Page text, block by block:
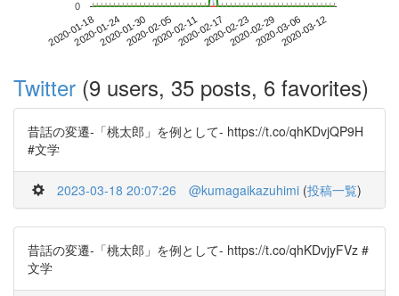
2020-01-182020-01-242020-01-302020-02-052020-02-112020-02-172020-02-232020-02-292020-03-062020-03-12
0
Twitter (9 users, 35 posts, 6 favorites)
昔話の変遷-「桃太郎」を例として- https://t.co/qhKDvjQP9H
#文学
2023-03-18 20:07:26 @kumagaikazuhimi (投稿一覧)
昔話の変遷-「桃太郎」を例として- https://t.co/qhKDvjyFVz #
文学